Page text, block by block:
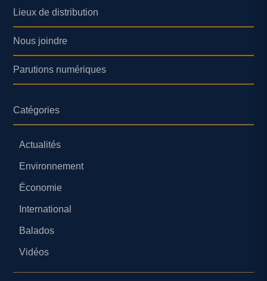
Lieux de distribution
Nous joindre
Parutions numériques
Catégories
Actualités
Environnement
Économie
International
Balados
Vidéos